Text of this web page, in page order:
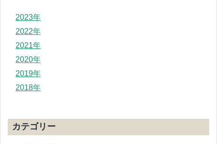
2023年
2022年
2021年
2020年
2019年
2018年
カテゴリー